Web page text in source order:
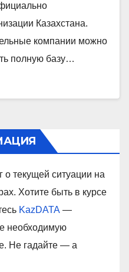
Казахстана.
компании можно
полную базу…
о текущей ситуации на
Хотите быть в курсе
KazDATA —
необходимую
Не гадайте — а